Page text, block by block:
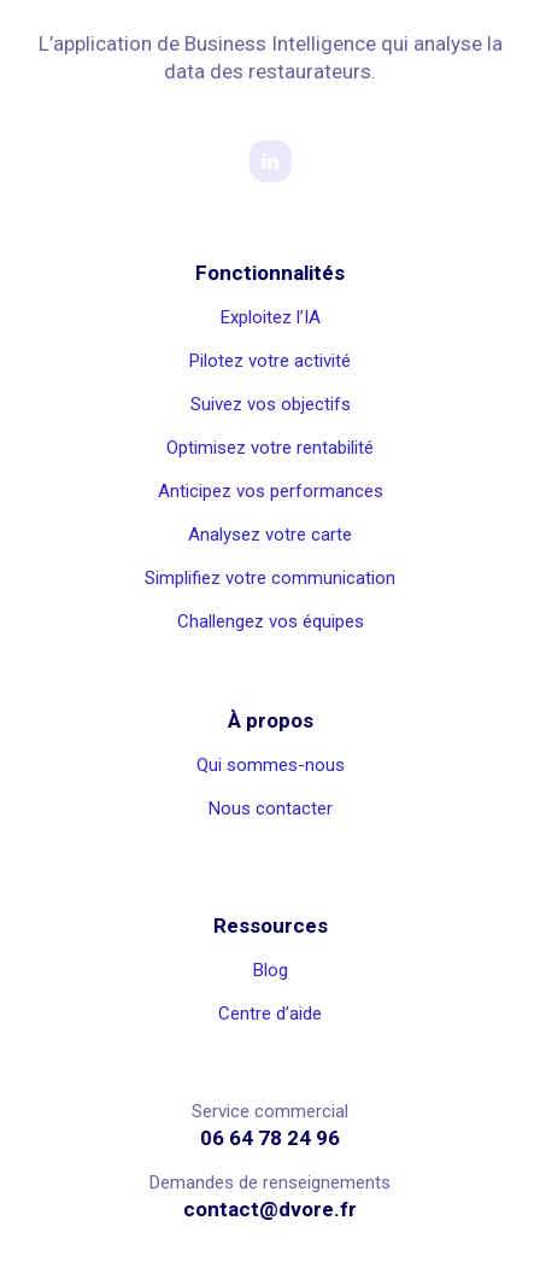
L’application de Business Intelligence qui analyse la
data des restaurateurs.
Fonctionnalités
Exploitez l’IA
Pilotez votre activité
Suivez vos objectifs
Optimisez votre rentabilité
Anticipez vos performances
Analysez votre carte
Simplifiez votre communication
Challengez vos équipes
À propos
Qui sommes-nous
Nous contacter
Ressources
Blog
Centre d’aide
Service commercial
06 64 78 24 96
Demandes de renseignements
contact@dvore.fr